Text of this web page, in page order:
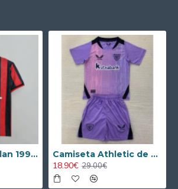
Camiseta AC Milan 1995/1996 Local Retro Camiseta Athletic de Bilbao 2024/2025 Alternativo Niño Kit
18.90€ 29.00€